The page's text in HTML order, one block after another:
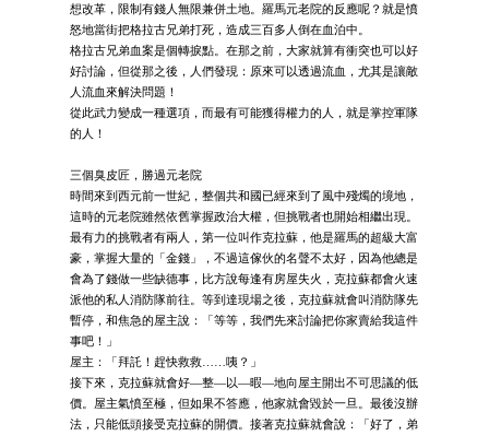
想改革，限制有錢人無限兼併土地。羅馬元老院的反應呢？就是憤
怒地當街把格拉古兄弟打死，造成三百多人倒在血泊中。
格拉古兄弟血案是個轉捩點。在那之前，大家就算有衝突也可以好
好討論，但從那之後，人們發現：原來可以透過流血，尤其是讓敵
人流血來解決問題！
從此武力變成一種選項，而最有可能獲得權力的人，就是掌控軍隊
的人！
三個臭皮匠，勝過元老院
時間來到西元前一世紀，整個共和國已經來到了風中殘燭的境地，
這時的元老院雖然依舊掌握政治大權，但挑戰者也開始相繼出現。
最有力的挑戰者有兩人，第一位叫作克拉蘇，他是羅馬的超級大富
豪，掌握大量的「金錢」，不過這傢伙的名聲不太好，因為他總是
會為了錢做一些缺德事，比方說每逢有房屋失火，克拉蘇都會火速
派他的私人消防隊前往。等到達現場之後，克拉蘇就會叫消防隊先
暫停，和焦急的屋主說：「等等，我們先來討論把你家賣給我這件
事吧！」
屋主：「拜託！趕快救救……咦？」
接下來，克拉蘇就會好—整—以—暇—地向屋主開出不可思議的低
價。屋主氣憤至極，但如果不答應，他家就會毀於一旦。最後沒辦
法，只能低頭接受克拉蘇的開價。接著克拉蘇就會說：「好了，弟